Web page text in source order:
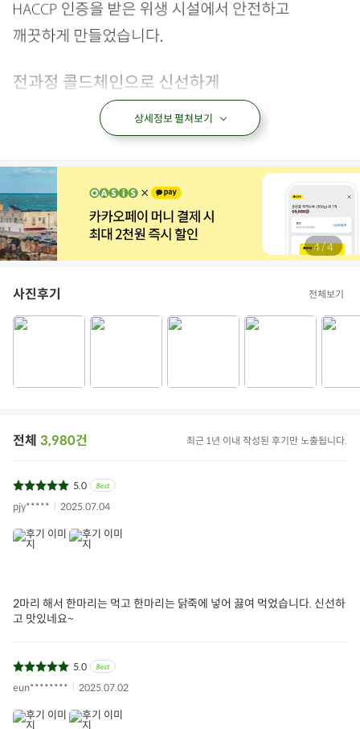
지중해식단
상품필수정보 이미지(자세히보기)
상세정보 펼쳐보기
4/4
사진후기 전체보기
전체 3,980건 최근 1년 이내 작성된 후기만 노출됩니다.
5.0
pjy*****
2025.07.04
2마리 해서 한마리는 먹고 한마리는 닭죽에 넣어 끓여 먹었습니다. 신선하
고 맛있네요~
5.0
eun********
2025.07.02